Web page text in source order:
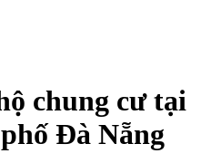
chung cư tại
Đà Nẵng